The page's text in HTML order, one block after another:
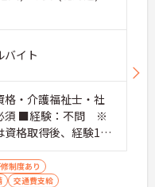
バイト
・介護福祉士・社
須 ■経験：不問 ※
格取得後、経験1年
制度あり
交通費支給